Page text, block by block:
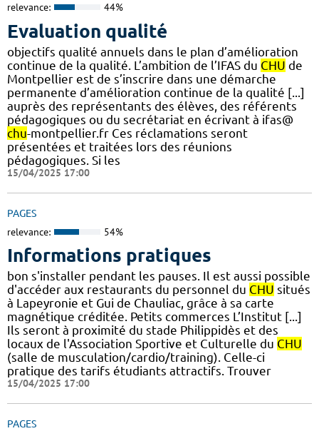
relevance: 44%
Evaluation qualité
objectifs qualité annuels dans le plan d’amélioration
continue de la qualité. L’ambition de l’IFAS du CHU de
Montpellier est de s’inscrire dans une démarche
permanente d’amélioration continue de la qualité [...]
auprès des représentants des élèves, des référents
pédagogiques ou du secrétariat en écrivant à ifas@
chu-montpellier.fr Ces réclamations seront
présentées et traitées lors des réunions
pédagogiques. Si les
15/04/2025 17:00
PAGES
relevance: 54%
Informations pratiques
bon s'installer pendant les pauses. Il est aussi possible
d'accéder aux restaurants du personnel du CHU situés
à Lapeyronie et Gui de Chauliac, grâce à sa carte
magnétique créditée. Petits commerces L’Institut [...]
Ils seront à proximité du stade Philippidès et des
locaux de l'Association Sportive et Culturelle du CHU
(salle de musculation/cardio/training). Celle-ci
pratique des tarifs étudiants attractifs. Trouver
15/04/2025 17:00
PAGES